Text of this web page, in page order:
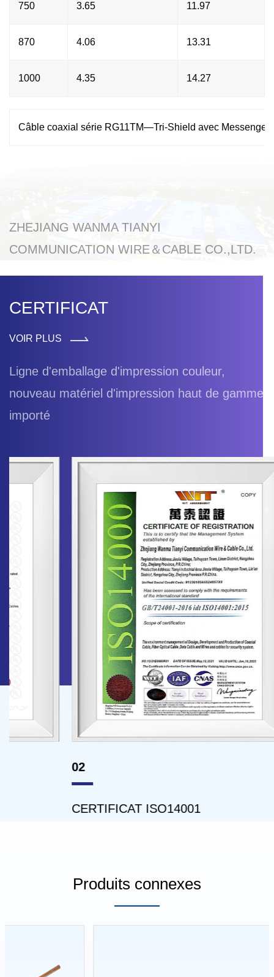
750 3.65 11.97
870 4.06 13.31
1000 4.35 14.27
Câble coaxial série RG11TM—Tri-Shield avec Messenger
ZHEJIANG WANMA TIANYI
COMMUNICATION WIRE＆CABLE CO.,LTD.
CERTIFICAT
VOIR PLUS
Ligne d'emballage d'impression couleur,
nouveau matériel d'impression haut de gamme
importé
CERTIFICAT ISO14001
Produits connexes